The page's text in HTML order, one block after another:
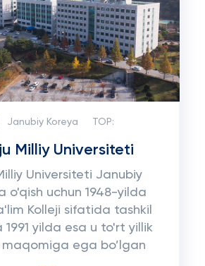
Janubiy Koreya TOP:
Milliy Universiteti
Universiteti Janubiy
o'qish uchun 1948-yilda
Kolleji sifatida tashkil
yilda esa u to'rt yillik
ega bo’lgan